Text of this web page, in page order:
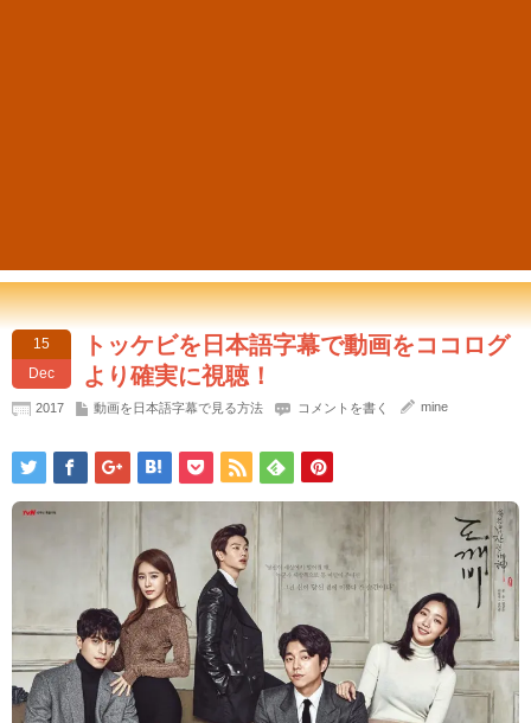
15
Dec
トッケビを日本語字幕で動画をココログ
より確実に視聴！
2017 動画を日本語字幕で見る方法 コメントを書く mine